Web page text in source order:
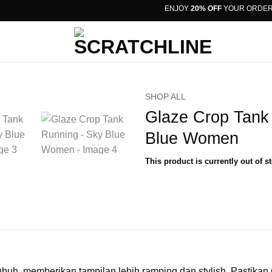
ENJOY20% OFFYOUR ORDER
SHOP ALL
Glaze Crop
Blue Women
This product is currently out of